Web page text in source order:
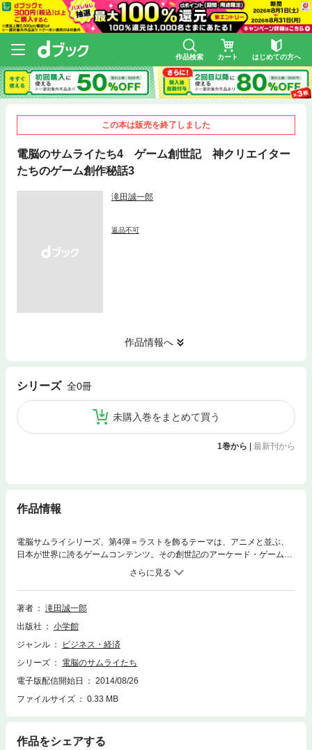
作品検索 カート はじめての方へ
この本は販売を終了しました
電脳のサムライたち4 ゲーム創世記 神クリエイター
たちのゲーム創作秘話3
滝田誠一郎
返品不可
作品情報へ
シリーズ 全0冊
未購入巻をまとめて買う
1巻から 最新刊から
作品情報
電脳サムライシリーズ、第4弾＝ラストを飾るテーマは、アニメと並ぶ、
日本が世界に誇るゲームコンテンツ。その創世記のアーケード・ゲームか
ら、ファミコン、スーファミ、プレステ、X-BOXまで、群雄割拠したゲー
ム業界で生み出された、数々の名作ゲームの創作秘話を全4巻に渡り、歴
史の残る神クリエイターたちが、証言します。第3巻には「第9章 一社独
裁体制への道～ファミコンをめぐる2人の男の出会いと決別」「第10
「第11章 カリスマソフト時代の幕開け～偶然と必然の出会いが生んだ金
字塔ドラクエ」「第12章 ファミコン追撃精力の胎動～打倒任天堂の野望
雅哉、ドラクエの堀井雄二、ハドソンの工藤浩(すべて敬称略)、など。こ
の作品は、2000年7月に青春出版社から出版された『ゲーム大国ニッポン
神々の興亡－2兆円市場の未来を拓いた男たち』を改題して電子化したも
のです。
著者
滝田誠一郎
出版社
小学館
ジャンル
ビジネス・経済
シリーズ
電脳のサムライたち
電子版配信開始日
2014/08/26
ファイルサイズ
0.33 MB
作品をシェアする